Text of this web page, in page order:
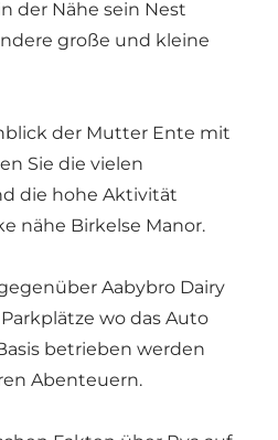
der Nähe sein Nest
große und kleine
der Mutter Ente mit
Sie die vielen
die hohe Aktivität
nähe Birkelse Manor.
Aabybro Dairy
wo das Auto
betrieben werden
Abenteuern.